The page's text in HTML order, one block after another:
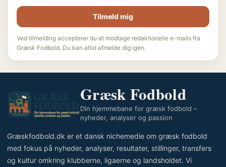
Tilmeld mig
Ved tilmelding accepterer du at modtage redaktionelle e-mails fra
Græsk Fodbold. Du kan altid afmelde dig igen.
Græsk Fodbold
Din hjemmebane for græsk fodbold –
nyheder, analyser og passion
Græskfodbold.dk er et dansk nichemedie om græsk fodbold
med fokus på nyheder, analyser, resultater, stillinger, transfers
og kultur omkring klubberne, ligaerne og landsholdet. Vi